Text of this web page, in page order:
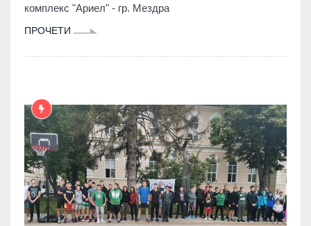
комплекс "Ариел" - гр. Мездра
ПРОЧЕТИ